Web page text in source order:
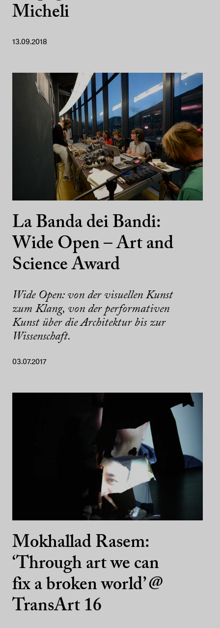
Micheli
13.09.2018
La Banda dei Bandi:
Wide Open – Art and
Science Award
Wide Open: von der visuellen Kunst
zum Klang, von der performativen
Kunst über die Architektur bis zur
Wissenschaft.
03.07.2017
Mokhallad Rasem:
‘Through art we can
fix a broken world’ @
TransArt 16